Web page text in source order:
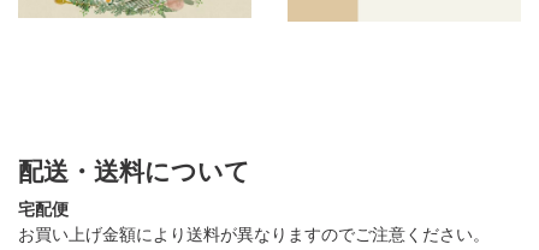
配送・送料について
宅配便
お買い上げ金額により送料が異なりますのでご注意ください。